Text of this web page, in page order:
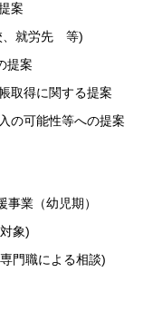
案
、就労先 等)
提案
取得に関する提案
の可能性等への提案
業（幼児期）
象)
門職による相談)